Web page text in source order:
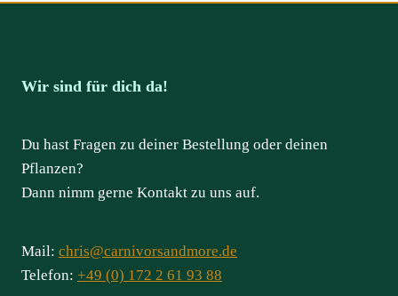
Wir sind für dich da!
Du hast Fragen zu deiner Bestellung oder deinen
Pflanzen?
Dann nimm gerne Kontakt zu uns auf.
Mail: chris@carnivorsandmore.de
Telefon: +49 (0) 172 2 61 93 88